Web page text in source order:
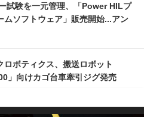
試験を一元管理、「Power HILプ
ムソフトウェア」販売開始...アン
ロボティクス、搬送ロボット
」向けカゴ台車牽引ジグ発売